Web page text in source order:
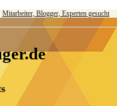
Mitarbeiter, Blogger, Experten gesucht